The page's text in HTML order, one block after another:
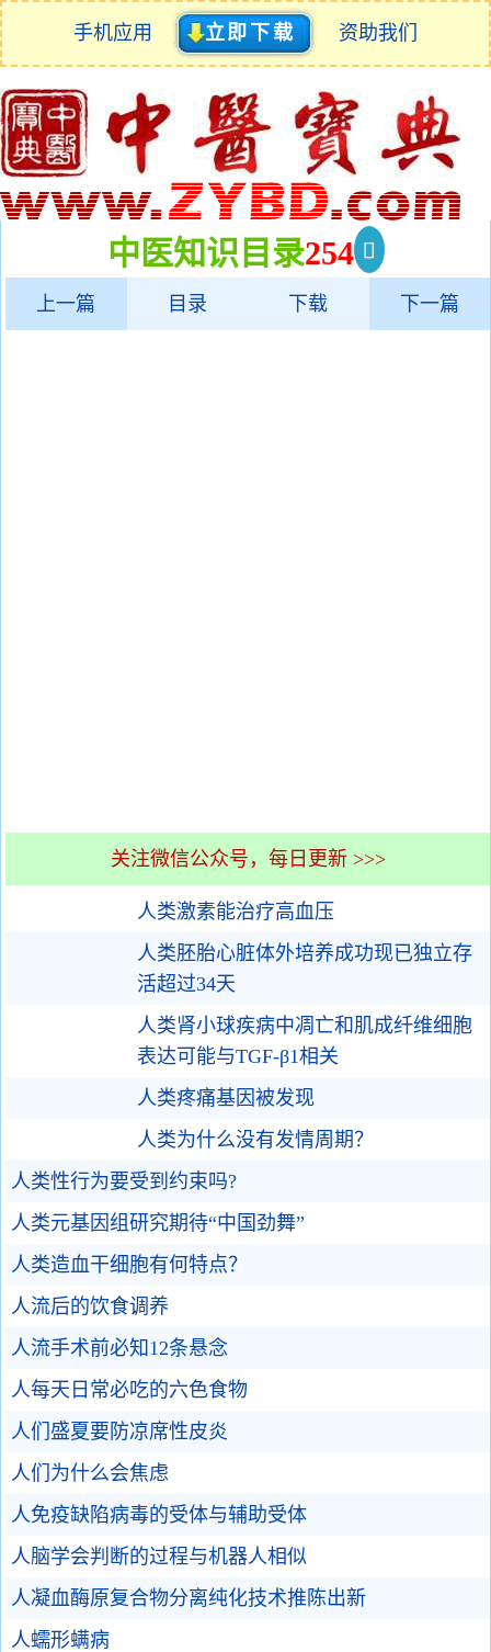
手机应用 立即下载 资助我们
中医知识目录254
上一篇 目录 下载 下一篇
关注微信公众号，每日更新 >>>
人类激素能治疗高血压
人类胚胎心脏体外培养成功现已独立存
活超过34天
人类肾小球疾病中凋亡和肌成纤维细胞
表达可能与TGF-β1相关
人类疼痛基因被发现
人类为什么没有发情周期？
人类性行为要受到约束吗?
人类元基因组研究期待“中国劲舞”
人类造血干细胞有何特点？
人流后的饮食调养
人流手术前必知12条悬念
人每天日常必吃的六色食物
人们盛夏要防凉席性皮炎
人们为什么会焦虑
人免疫缺陷病毒的受体与辅助受体
人脑学会判断的过程与机器人相似
人凝血酶原复合物分离纯化技术推陈出新
人蠕形螨病